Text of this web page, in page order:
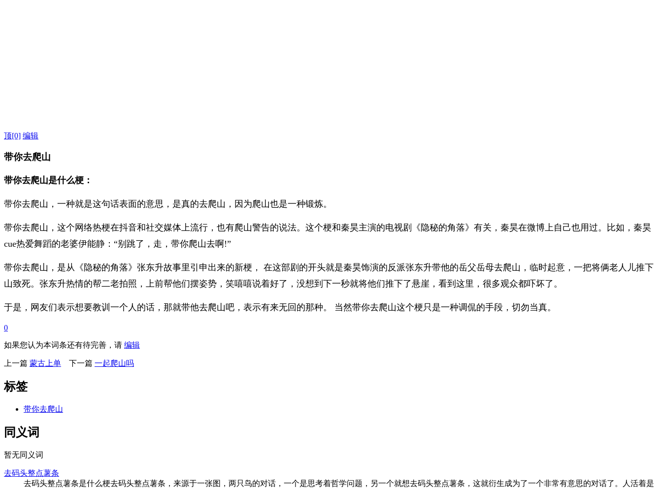
顶[0] 编辑
带你去爬山
带你去爬山是什么梗：
带你去爬山，一种就是这句话表面的意思，是真的去爬山，因为爬山也是一种锻炼。
带你去爬山，这个网络热梗在抖音和社交媒体上流行，也有爬山警告的说法。这个梗和秦昊主演的电视剧《隐秘的角落》有关，秦昊在微博上自己也用过。比如，秦昊
cue热爱舞蹈的老婆伊能静：“别跳了，走，带你爬山去啊!”
带你去爬山，是从《隐秘的角落》张东升故事里引申出来的新梗， 在这部剧的开头就是秦昊饰演的反派张东升带他的岳父岳母去爬山，临时起意，一把将俩老人儿推下
山致死。张东升热情的帮二老拍照，上前帮他们摆姿势，笑嘻嘻说着好了， 没想到下一秒就将他们推下了悬崖，看到这里，很多观众都吓坏了。
于是，网友们表示想要教训一个人的话，那就带他去爬山吧，表示有来无回的那种。 当然带你去爬山这个梗只是一种调侃的手段，切勿当真。
0
如果您认为本词条还有待完善，请 编辑
上一篇 蒙古上单 下一篇 一起爬山吗
标签
带你去爬山
同义词
暂无同义词
去码头整点薯条
去码头整点薯条是什么梗去码头整点薯条，来源于一张图，两只鸟的对话，一个是思考着哲学问题，另一个就想去码头整点薯条，这就衍生成为了一个非常有意思的对话了。人活着是